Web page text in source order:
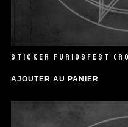
STICKER FURIOSFEST
AJOUTER AU PANIER